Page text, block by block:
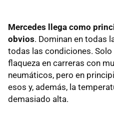
Mercedes llega como
obvios. Dominan en todas
todas las condiciones.
flaqueza en carreras con
neumáticos, pero en
esos y, además, la
demasiado alta.